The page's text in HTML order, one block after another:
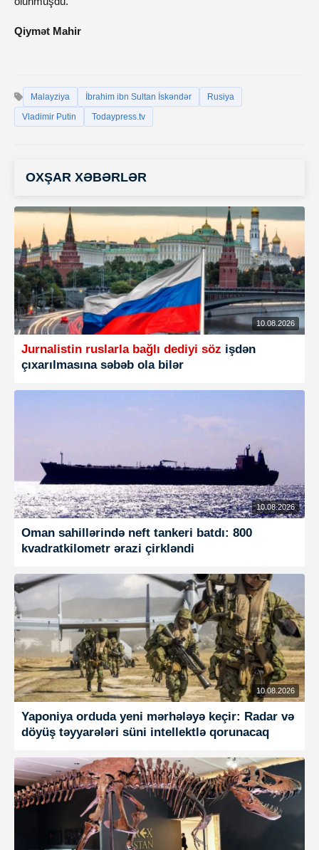
Qiymət Mahir
Malayziya İbrahim ibn Sultan İskəndər
Rusiya
Vladimir Putin
Todaypress.tv
OXŞAR XƏBƏRLƏR
10.08.2026
Jurnalistin ruslarla bağlı dediyi söz işdən
çıxarılmasına səbəb ola bilər
10.08.2026
Oman sahillərində neft tankeri batdı: 800
kvadratkilometr ərazi çirkləndi
10.08.2026
Yaponiya orduda yeni mərhələyə keçir: Radar və
döyüş təyyarələri süni intellektlə qorunacaq